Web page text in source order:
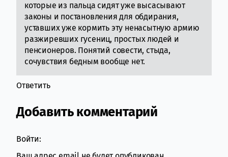
которые из пальца сидят уже высасывают
законы и постановления для обдирания,
уставших уже кормить эту ненасытную армию
разжиревших гусениц, простых людей и
пенсионеров. Понятий совести, стыда,
сочувствия бедным вообще нет.
Ответить
Добавить комментарий
Войти: